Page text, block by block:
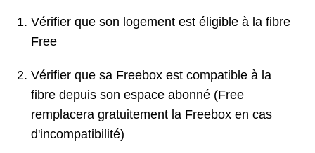
Vérifier que son logement est éligible à la fibre
Free
Vérifier que sa Freebox est compatible à la
fibre depuis son espace abonné (Free
remplacera gratuitement la Freebox en cas
d'incompatibilité)